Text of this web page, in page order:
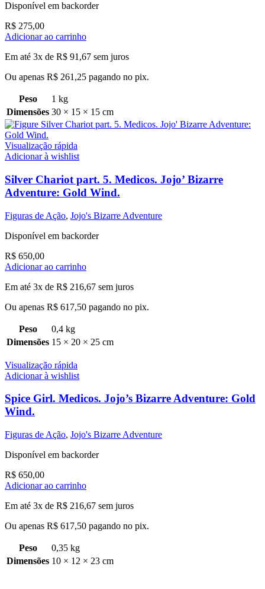
Disponível em backorder
R$ 275,00
Adicionar ao carrinho
Em até 3x de R$ 91,67 sem juros
Ou apenas R$ 261,25 pagando no pix.
Peso
1 kg
Dimensões 30 × 15 × 15 cm
Visualização rápida
Adicionar à wishlist
Silver Chariot part. 5. Medicos. Jojo’ Bizarre
Adventure: Gold Wind.
Figuras de Ação, Jojo's Bizarre Adventure
Disponível em backorder
R$ 650,00
Adicionar ao carrinho
Em até 3x de R$ 216,67 sem juros
Ou apenas R$ 617,50 pagando no pix.
Peso
0,4 kg
Dimensões 15 × 20 × 25 cm
Visualização rápida
Adicionar à wishlist
Spice Girl. Medicos. Jojo’s Bizarre Adventure: Gold
Wind.
Figuras de Ação, Jojo's Bizarre Adventure
Disponível em backorder
R$ 650,00
Adicionar ao carrinho
Em até 3x de R$ 216,67 sem juros
Ou apenas R$ 617,50 pagando no pix.
Peso
0,35 kg
Dimensões 10 × 12 × 23 cm